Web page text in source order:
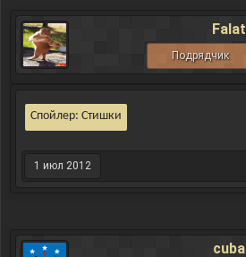
Falat
Подрядчик
Спойлер: Стишки
1 июл 2012
cuba